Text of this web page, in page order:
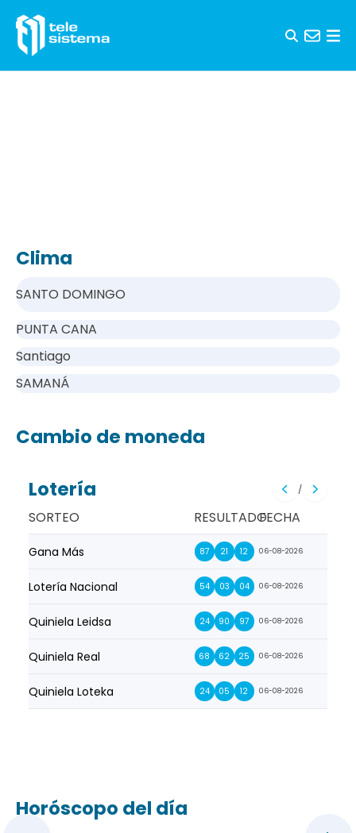
Clima
SANTO DOMINGO
PUNTA CANA
Santiago
SAMANÁ
Cambio de moneda
Lotería /
SORTEO RESULTADOFECHA
Gana Más 87 21 12 06-08-2026
Lotería Nacional 54 03 04 06-08-2026
Quiniela Leidsa 24 90 97 06-08-2026
Quiniela Real 68 62 25 06-08-2026
Quiniela Loteka 24 05 12 06-08-2026
Horóscopo del día